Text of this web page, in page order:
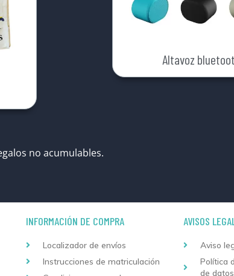
Altavoz
no acumulables.
INFORMACIÓN DE COMPRA
Localizador de envíos
Instrucciones de matriculación
AVISOS
Aviso
Política
de datos